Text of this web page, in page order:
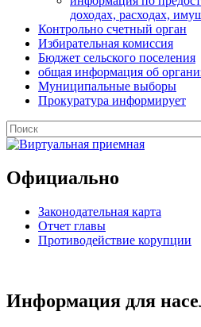
доходах, расходах,
Контрольно счетный орган
Избирательная комиссия
Бюджет сельского поселения
общая информация об
Муниципальные выборы
Прокуратура информирует
Официально
Законодательная карта
Отчет главы
Противодействие корупции
Информация для